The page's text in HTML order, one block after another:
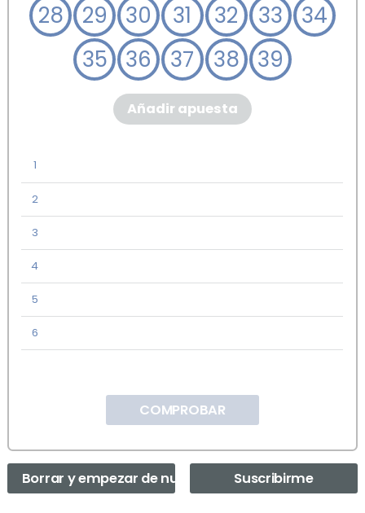
28
29 30 31 32 33
34
35
36 37 38 39
Añadir apuesta
1
2
3
4
5
6
COMPROBAR
Borrar y empezar de nuevo Suscribirme